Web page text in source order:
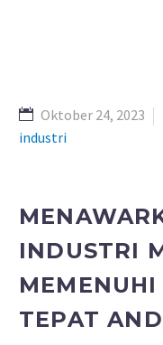
Oktober 24, 2023
industri
INDUSTRI
MEMENUHI
TEPAT